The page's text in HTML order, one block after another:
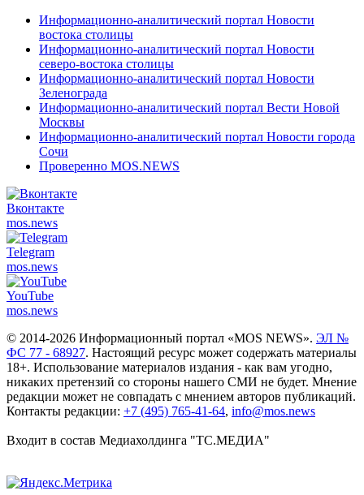
Информационно-аналитический портал Новости
востока столицы
Информационно-аналитический портал Новости
северо-востока столицы
Информационно-аналитический портал Новости
Зеленограда
Информационно-аналитический портал Вести Новой
Москвы
Информационно-аналитический портал Новости города
Сочи
Проверенно MOS.NEWS
Вконтакте
mos.news
Telegram
mos.news
YouTube
mos.news
© 2014-2026 Информационный портал «MOS NEWS». ЭЛ №
ФС 77 - 68927. Настоящий ресурс может содержать материалы
18+. Использование материалов издания - как вам угодно,
никаких претензий со стороны нашего СМИ не будет. Мнение
редакции может не совпадать с мнением авторов публикаций.
Контакты редакции: +7 (495) 765-41-64, info@mos.news
Входит в состав Медиахолдинга "ТС.МЕДИА"